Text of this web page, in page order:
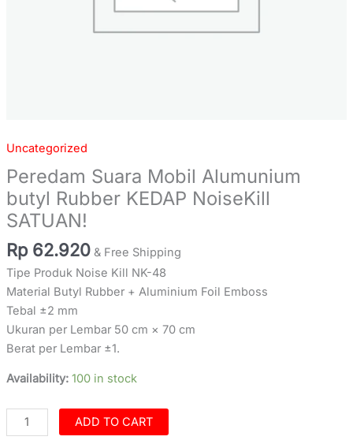
Uncategorized
Peredam Suara Mobil Alumunium
butyl Rubber KEDAP NoiseKill
SATUAN!
Rp 62.920 & Free Shipping
Tipe Produk Noise Kill NK-48
Material Butyl Rubber + Aluminium Foil Emboss
Tebal ±2 mm
Ukuran per Lembar 50 cm × 70 cm
Berat per Lembar ±1.
Availability: 100 in stock
ADD TO CART